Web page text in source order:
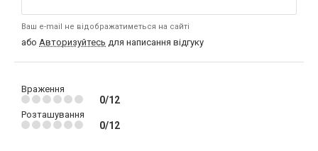
Ваш e-mail не відображатиметься на сайті
або Авторизуйтесь для написання відгуку
Враження
0/12
Розташування
0/12